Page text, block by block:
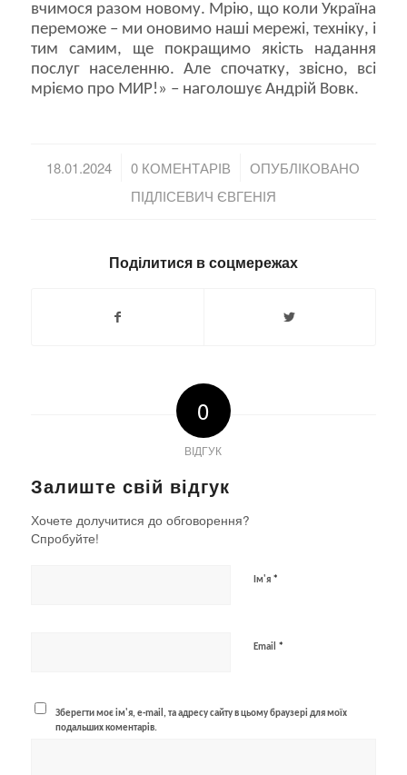
вчимося разом новому. Мрію, що коли Україна
переможе – ми оновимо наші мережі, техніку, і
тим самим, ще покращимо якість надання
послуг населенню. Але спочатку, звісно, всі
мріємо про МИР!» – наголошує Андрій Вовк.
18.01.2024
/ 0 КОМЕНТАРІВ
/
ОПУБЛІКОВАНО
ПІДЛІСЕВИЧ ЄВГЕНІЯ
Поділитися в соцмережах
0
ВІДГУК
Залиште свій відгук
Хочете долучитися до обговорення?
Спробуйте!
Ім'я *
Email *
Зберегти моє ім'я, e-mail, та адресу сайту в цьому браузері для моїх
подальших коментарів.